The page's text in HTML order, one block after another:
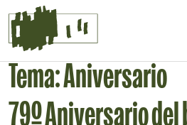
Saltar al contingut
Navegación principal
Tema:Aniversario
79º Aniversario del